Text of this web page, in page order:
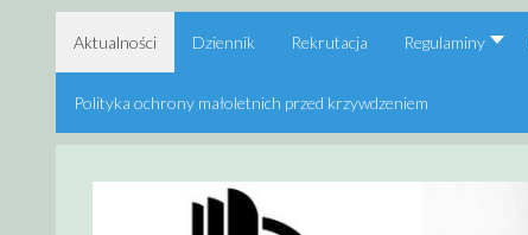
Aktualności Dziennik Rekrutacja Regulaminy
Polityka ochrony małoletnich przed krzywdzeniem